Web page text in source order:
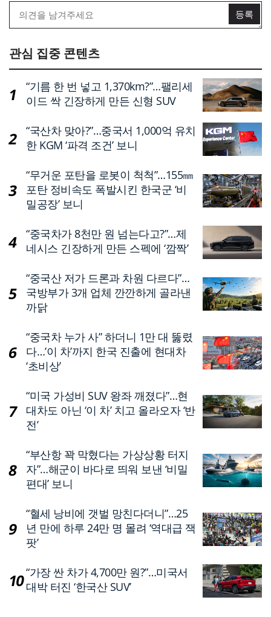
관심 집중 콘텐츠
“기름 한 번 넣고 1,370km?”…팰리세
이드 싹 긴장하게 만든 신형 SUV
“국산차 맞아?”…중국서 1,000억 유치
한 KGM ‘파격 조건’ 보니
“무거운 포탄을 로봇이 척척”…155㎜
포탄 정비속도 폭발시킨 한국군 ‘비
밀공장’ 보니
“중국차가 8천만 원 넘는다고?”…제
네시스 긴장하게 만든 스펙에 ‘깜짝’
“중국산 저가 드론과 차원 다르다”…
국방부가 3개 업체 깐깐하게 골라낸
까닭
“중국차 누가 사” 하더니 1만 대 뚫렸
다…’이 차’까지 한국 진출에 현대차
‘초비상’
“미국 가성비 SUV 왕좌 깨졌다”…현
대차도 아닌 ‘이 차’ 치고 올라오자 ‘반
전’
“부산항 꽉 막혔다는 가상상황 터지
자”…해군이 바다로 띄워 보낸 ‘비밀
편대’ 보니
“혈세 낭비에 갯벌 망친다더니”…25
년 만에 하루 24만 명 몰려 ‘역대급 잭
팟’
“가장 싼 차가 4,700만 원?”…미국서
대박 터진 ‘한국산 SUV’